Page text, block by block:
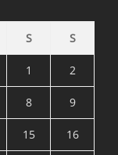
S S
1 2
8 9
15 16